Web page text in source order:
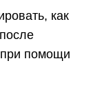
как
помощи